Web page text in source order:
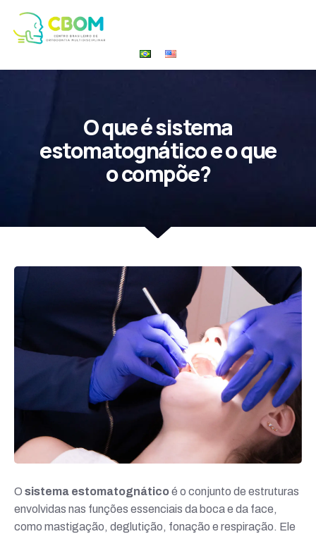
O que é sistema
estomatognático e o que
o compõe?
O sistema estomatognáticoé o conjunto de estruturas
envolvidas nas funções essenciais da boca e da face,
como mastigação, deglutição, fonação e respiração. Ele